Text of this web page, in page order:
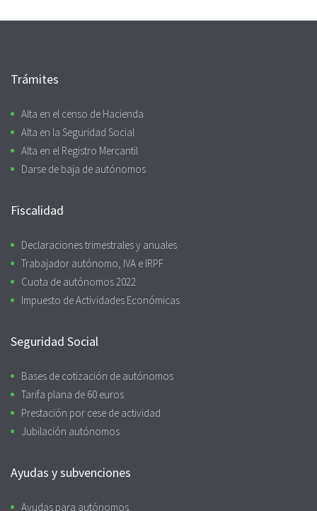
Trámites
Alta en el censo de Hacienda
Alta en la Seguridad Social
Alta en el Registro Mercantil
Darse de baja de autónomos
Fiscalidad
Declaraciones trimestrales y anuales
Trabajador autónomo, IVA e IRPF
Cuota de autónomos 2022
Impuesto de Actividades Económicas
Seguridad Social
Bases de cotización de autónomos
Tarifa plana de 60 euros
Prestación por cese de actividad
Jubilación autónomos
Ayudas y subvenciones
Ayudas para autónomos